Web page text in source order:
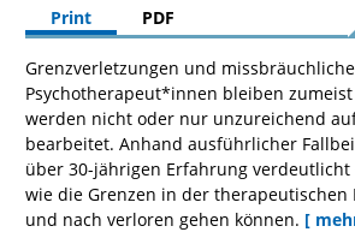
Print PDF
Grenzverletzungen und
Psychotherapeut*innen bleiben
werden nicht oder nur unzureichend
bearbeitet. Anhand ausführlicher
über 30-jährigen Erfahrung verdeutlicht
wie die Grenzen in der therapeutischen
und nach verloren gehen können. [